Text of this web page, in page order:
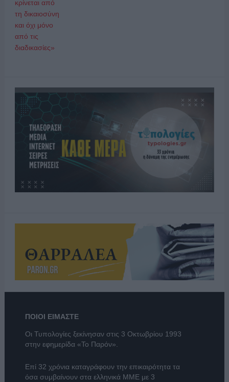
ΠΟΙΟΙ ΕΙΜΑΣΤΕ
Οι Τυπολογίες ξεκίνησαν στις 3 Οκτωβρίου 1993
στην εφημερίδα «Το Παρόν».
Επί 32 χρόνια καταγράφουν την επικαιρότητα τα
όσα συμβαίνουν στα ελληνικά ΜΜΕ με 3